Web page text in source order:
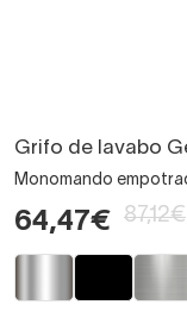
Grifo de lavabo
Monomando
64,47€ 87,12€